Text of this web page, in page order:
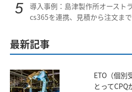
導入事例：島津製作所オースト
cs365を連携、見積から注文ま
最新記事
ETO（個別
とってCPQ